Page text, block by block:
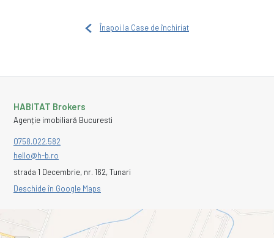
Înapoi la Case de închiriat
HABITAT Brokers
Agenție imobiliară Bucuresti
0758.022.582
hello@h-b.ro
strada 1 Decembrie, nr. 162, Tunari
Deschide în Google Maps